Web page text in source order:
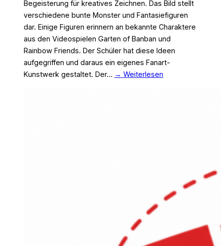
Begeisterung für kreatives Zeichnen. Das Bild stellt
verschiedene bunte Monster und Fantasiefiguren
dar. Einige Figuren erinnern an bekannte Charaktere
aus den Videospielen Garten of Banban und
Rainbow Friends. Der Schüler hat diese Ideen
aufgegriffen und daraus ein eigenes Fanart-
Kunstwerk gestaltet. Der… → Weiterlesen